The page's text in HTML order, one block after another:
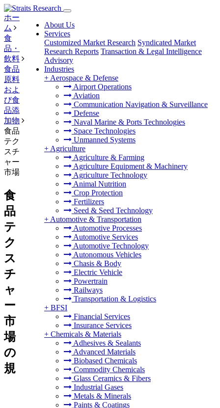
About Us
Services
Customized Market Research Syndicated Market
Research Reports Transaction & Legal Intelligence
Advisory
Industries
+ Aerospace & Defense
Airport Operations
Aviation
Communication Navigation & Surveillance
Defense
Naval Marine & Ports Technologies
Space Technologies
Unmanned Systems
+ Agriculture
Agriculture & Farming
Agriculture Equipment & Machinery
Agriculture Technology
Animal Nutrition
Crop Protection
Fertilizers
Seed & Seed Technology
+ Automotive & Transportation
Automotive Processes
Automotive Services
Automotive Technology
Autonomous Vehicles
Chasis & Body
Electric Vehicle
Powertrain
Railways
Transportation & Logistics
+ BFSI
Financial Services
Insurance Services
+ Chemicals & Materials
Adhesives & Sealants
Advanced Materials
Biobased Chemicals
Commodity Chemicals
Glass Ceramics & Fibers
Industrial Gases
Metals & Minerals
Paints & Coatings
ホー
ム
食
品・
飲料
食品
原料
およ
び食
品添
加物
食品
テク
スチ
ャー
市場
食
品
テ
ク
ス
チ
ャ
ー
市
場
の
規